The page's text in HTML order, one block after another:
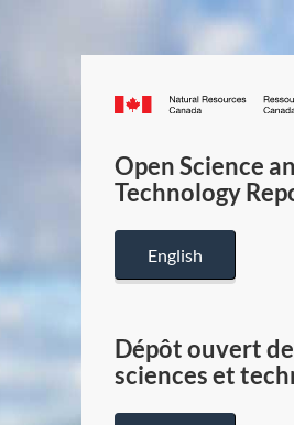
Canada.ca
Open Science
Technology
English
Dépôt ouvert
sciences et